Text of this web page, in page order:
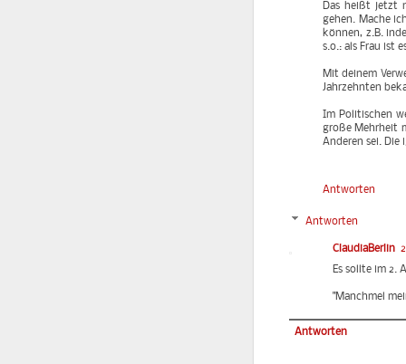
Das heißt jetzt
gehen. Mache
können, z.B.
s.o.: als Frau ist
Mit deinem
Jahrzehnten
Im Politischen
große Mehrheit
Anderen sei. Die
Antworten
Antworten
ClaudiaBerlin
Es sollte im 2.
"Manchmel
Antworten